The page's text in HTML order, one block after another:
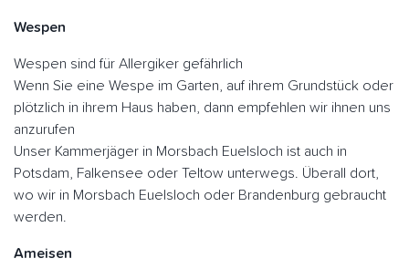
Wespen
Wespen sind für Allergiker gefährlich
Wenn Sie eine Wespe im Garten, auf ihrem Grundstück oder
plötzlich in ihrem Haus haben, dann empfehlen wir ihnen uns
anzurufen
Unser Kammerjäger in Morsbach Euelsloch ist auch in
Potsdam, Falkensee oder Teltow unterwegs. Überall dort,
wo wir in Morsbach Euelsloch oder Brandenburg gebraucht
werden.
Ameisen